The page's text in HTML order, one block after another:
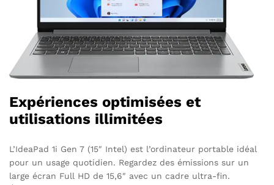
Expériences optimisées et
utilisations illimitées
L’IdeaPad 1i Gen 7 (15″ Intel) est l’ordinateur portable idéal
pour un usage quotidien. Regardez des émissions sur un
large écran Full HD de 15,6″ avec un cadre ultra-fin.